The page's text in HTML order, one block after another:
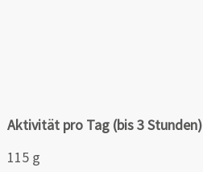
Aktivität pro Tag (bis 3 Stunden)
115 g